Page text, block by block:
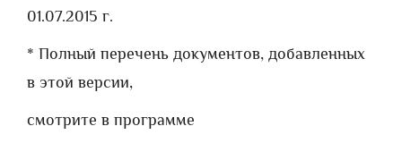
01.07.2015 г.
* Полный перечень документов, добавленных
в этой версии,
смотрите в программе